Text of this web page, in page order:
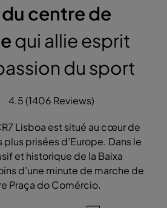
centre de
qui allie esprit
du sport
4.5 (1406 Reviews)
Lisboa est situé au cœur de
plus prisées d’Europe. Dans le
et historique de la Baixa
d’une minute de marche de
Praça do Comércio.